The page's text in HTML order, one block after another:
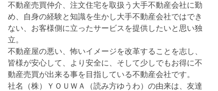
不動産売買仲介、注文住宅を取扱う大手不動産会社に勤
め、自身の経験と知識を生かし大手不動産会社ではでき
ない、お客様側に立ったサービスを提供したいと思い独
立。
不動産屋の悪い、怖いイメージを改革することを志し、
皆様が安心して、より安全に、そして少しでもお得に不
動産売買が出来る事を目指している不動産会社です。
社名（株）ＹＯＵＷＡ（読み方ゆうわ）の由来は、友達